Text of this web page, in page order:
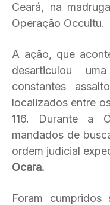
Ceará, na
Operação Occultu.
A ação, que
desarticulou
constantes
localizados entre
116. Durante a
mandados de
ordem judicial
Ocara.
Foram